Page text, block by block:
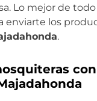
Lo mejor de
enviarte los
.